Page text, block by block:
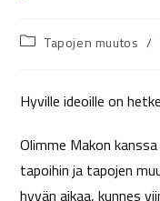
Tapojen muutos /
Hyville ideoille on
Olimme Makon
tapoihin ja tapojen
hyvän aikaa, kunnes